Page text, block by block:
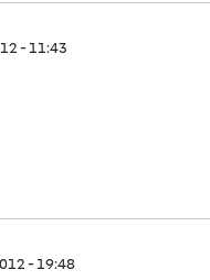
- 11:43
- 19:48